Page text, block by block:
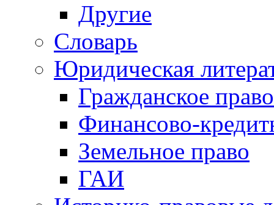
Другие
Словарь
Юридическая
Гражданское право
Финансово-
Земельное право
ГАИ